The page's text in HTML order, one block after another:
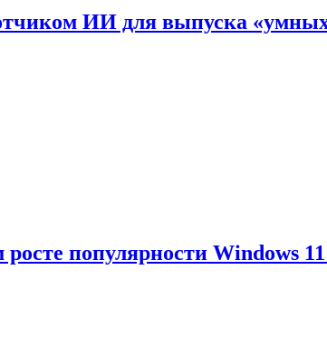
ИИ для выпуска
популярности Windows